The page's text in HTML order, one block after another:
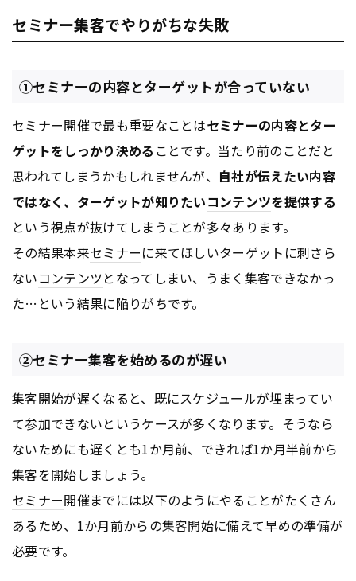
セミナー集客でやりがちな失敗
①セミナーの内容とターゲットが合っていない
セミナー開催で最も重要なことはセミナーの内容とター
ゲットをしっかり決める ことです。当たり前のことだと
思われてしまうかもしれませんが、 自社が伝えたい内容
ではなく、ターゲットが知りたいコンテンツを提供する
という視点が抜けてしまうことが多々あります。
その結果本来セミナーに来てほしいターゲットに刺さら
ないコンテンツとなってしまい、うまく集客できなかっ
た…という結果に陥りがちです。
②セミナー集客を始めるのが遅い
集客開始が遅くなると、既にスケジュールが埋まってい
て参加できないというケースが多くなります。そうなら
ないためにも遅くとも1か月前、できれば1か月半前から
集客を開始しましょう。
セミナー開催までには以下のようにやることがたくさん
あるため、1か月前からの集客開始に備えて早めの準備が
必要です。